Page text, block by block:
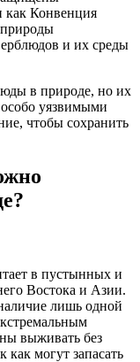
Конвенция
и их среды
в природе, но их
особо уязвимыми
чтобы сохранить
в пустынных и
Востока и Азии.
лишь одной
выживать без
как могут запасать